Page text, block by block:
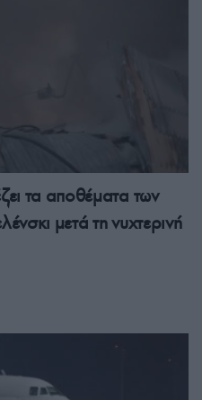
τα αποθέματα των
μετά τη νυχτερινή